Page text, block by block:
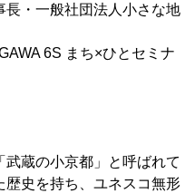
長・一般社団法人小さな地
6S まち×ひとセミナ
蔵の小京都」と呼ばれて
歴史を持ち、ユネスコ無形